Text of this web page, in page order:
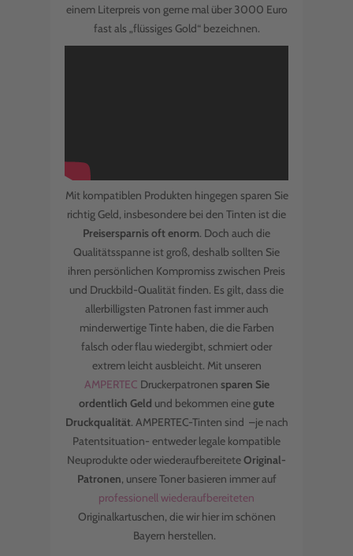
einem Literpreis von gerne mal über 3000 Euro
fast als „flüssiges Gold“ bezeichnen.
Mit kompatiblen Produkten hingegen sparen Sie
richtig Geld, insbesondere bei den Tinten ist die
Preisersparnis oft enorm. Doch auch die
Qualitätsspanne ist groß, deshalb sollten Sie
ihren persönlichen Kompromiss zwischen Preis
und Druckbild-Qualität finden. Es gilt, dass die
allerbilligsten Patronen fast immer auch
minderwertige Tinte haben, die die Farben
falsch oder flau wiedergibt, schmiert oder
extrem leicht ausbleicht. Mit unseren
AMPERTEC Druckerpatronen sparen Sie
ordentlich Geld und bekommen einegute
Druckqualität. AMPERTEC-Tinten sind –je nach
Patentsituation- entweder legale kompatible
Neuprodukte oder wiederaufbereiteteOriginal-
Patronen, unsere Toner basieren immer auf
professionell wiederaufbereiteten
Originalkartuschen, die wir hier im schönen
Bayern herstellen.